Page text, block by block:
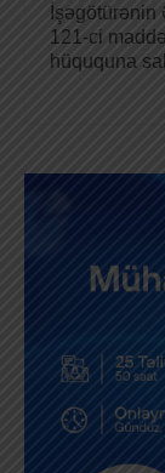
121-ci
hüququna